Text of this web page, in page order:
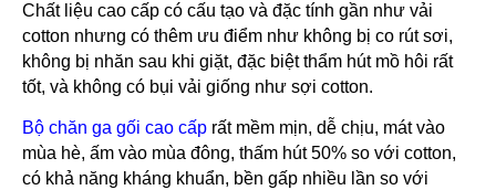
Chất liệu cao cấp có cấu tạo và đặc tính gần như vải
cotton nhưng có thêm ưu điểm như không bị co rút sơi,
không bị nhăn sau khi giặt, đặc biệt thẩm hút mồ hôi rất
tốt, và không có bụi vải giống như sợi cotton.
Bộ chăn ga gối cao cấp rất mềm mịn, dễ chịu, mát vào
mùa hè, ấm vào mùa đông, thấm hút 50% so với cotton,
có khả năng kháng khuẩn, bền gấp nhiều lần so với